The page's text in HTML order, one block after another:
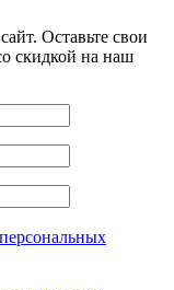
Оставьте свои
скидкой на наш